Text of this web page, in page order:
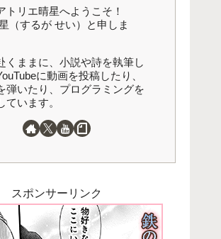
トリエ晴星へようこそ！
（するが せい）と申しま
くままに、小説や詩を執筆し
に動画を投稿したり、
弾いたり、プログラミングを
ています。
スポンサーリンク